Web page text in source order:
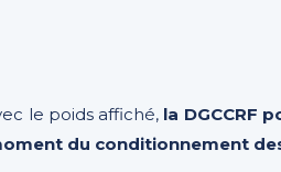
le poids affiché, la DGCCRF
du conditionnement